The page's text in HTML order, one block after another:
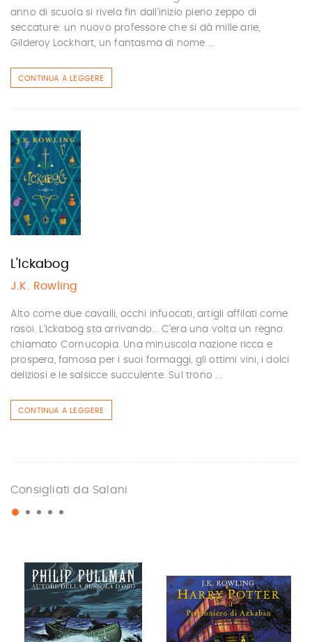
anno di scuola si rivela fin dall’inizio pieno zeppo di
seccature: un nuovo professore che si dà mille arie,
Gilderoy Lockhart, un fantasma di nome ...
CONTINUA A LEGGERE
L'Ickabog
J.K. Rowling
Alto come due cavalli, occhi infuocati, artigli affilati come
rasoi. L'Ickabog sta arrivando... C’era una volta un regno
chiamato Cornucopia. Una minuscola nazione ricca e
prospera, famosa per i suoi formaggi, gli ottimi vini, i dolci
deliziosi e le salsicce succulente. Sul trono ...
CONTINUA A LEGGERE
Consigliati da Salani